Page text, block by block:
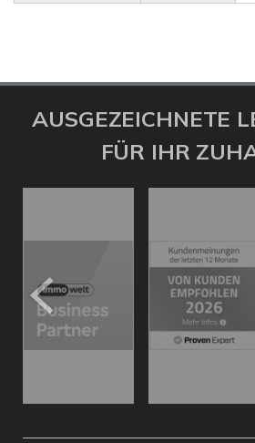
AUSGEZEICHNETE
FÜR IHR